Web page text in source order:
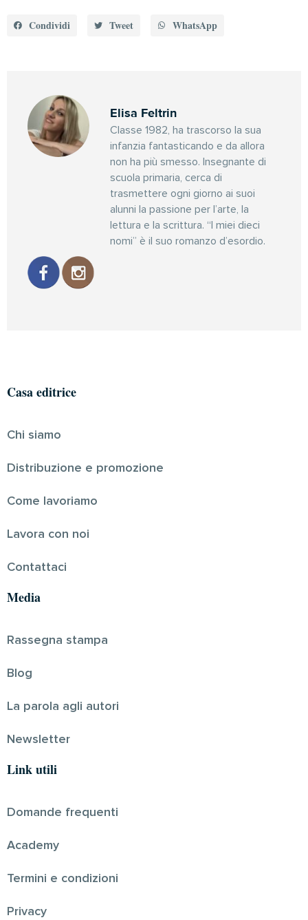
Condividi Tweet WhatsApp
Elisa Feltrin
Classe 1982, ha trascorso la sua
infanzia fantasticando e da allora
non ha più smesso. Insegnante di
scuola primaria, cerca di
trasmettere ogni giorno ai suoi
alunni la passione per l’arte, la
lettura e la scrittura. “I miei dieci
nomi” è il suo romanzo d’esordio.
Casa editrice
Chi siamo
Distribuzione e promozione
Come lavoriamo
Lavora con noi
Contattaci
Media
Rassegna stampa
Blog
La parola agli autori
Newsletter
Link utili
Domande frequenti
Academy
Termini e condizioni
Privacy